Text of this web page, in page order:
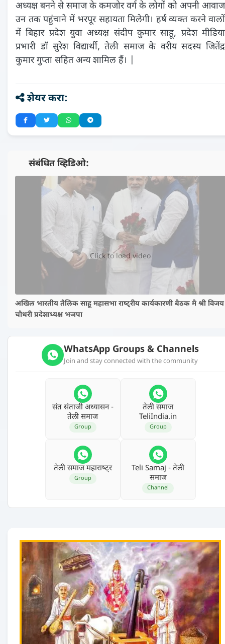
अध्यक्ष बनने से समाज के कमजोर वर्ग के लोगों को अपनी आवाज
उन तक पहुंचाने में भरपूर सहायता मिलेगी। हर्ष व्यक्त करने वालों
में बिहार प्रदेश युवा अध्यक्ष संदीप कुमार साहू, प्रदेश मीडिया
प्रभारी डॉ सुरेश विद्यार्थी, तेली समाज के वरीय सदस्य जितेंद्र
कुमार गुप्ता सहित अन्य शामिल हैं। |
शेयर करा:
📺 संबंधित व्हिडिओ:
▶️
Click to load video
अखिल भारतीय तैलिक साहू महासभा राष्‍ट्रीय कार्यकारणी बैठक मै श्री विजय
चौधरी प्रदेशाध्‍यक्ष भजपा
WhatsApp Groups & Channels
Join and stay connected with the community
संत संताजी अध्‍यासन -
तेली समाज
Group
तेली समाज
TeliIndia.in
Group
तेली समाज महाराष्‍ट्र
Group
Teli Samaj - तेली
समाज
Channel